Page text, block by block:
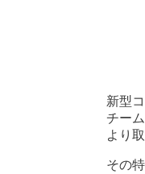
新型
チー
より
その